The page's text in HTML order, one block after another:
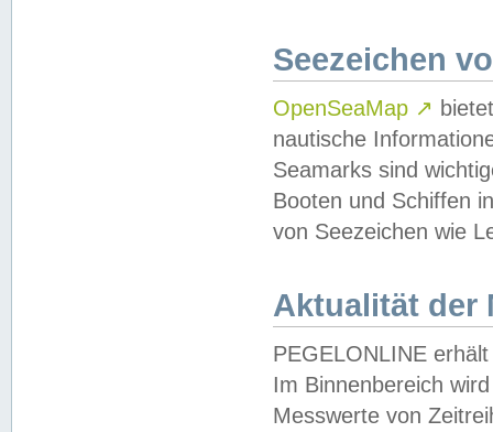
Seezeichen
OpenSeaMap ↗
nautische
Seamarks sind
Booten und Schiffen
von Seezeichen wie
Aktualität der
PEGELONLINE
Im Binnenbereich
Messwerte von